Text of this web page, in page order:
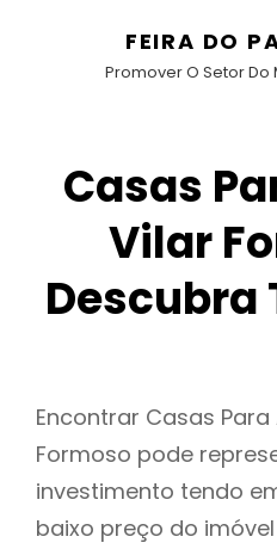
FEIRA DO
Promover O Setor
Casas
Vilar
Descubra
Encontrar Casas
Formoso pode
investimento tendo
baixo preço do